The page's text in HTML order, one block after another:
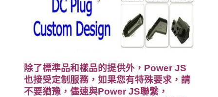
除了標準品和樣品的提供外， Power JS
也接受定制服務，如果您有特殊要求，請
不要猶豫，儘速與Power JS聯繫，